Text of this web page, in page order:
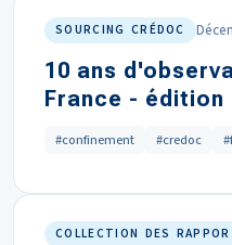
SOURCING CRÉDOC
10 ans
France - édition
#confinement #credoc
COLLECTION DES